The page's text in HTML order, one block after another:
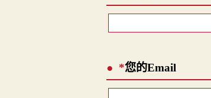
*您的Email